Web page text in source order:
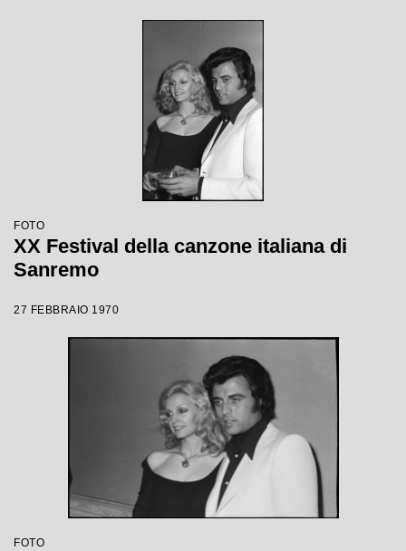
FOTO
XX Festival della canzone italiana di
Sanremo
27 FEBBRAIO 1970
FOTO